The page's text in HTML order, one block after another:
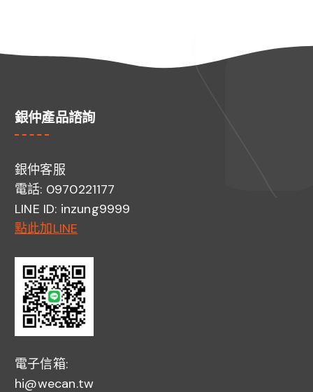
銀仲產品諮詢
銀仲客服
電話: 0970221177
LINE ID: inzung9999
點此加LINE
電子信箱:
hi@wecan.tw